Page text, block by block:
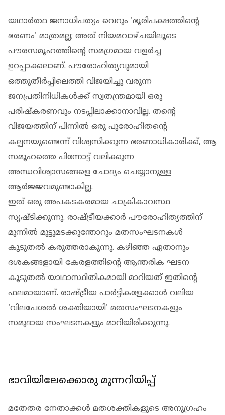
യഥാർത്ഥ ജനാധിപത്യം വെറും 'ഭൂരിപക്ഷത്തിന്റെ
ഭരണം' മാത്രമല്ല; അത് നിയമവാഴ്ചയിലൂടെ
പൗരസമൂഹത്തിന്റെ സമഗ്രമായ വളർച്ച
ഉറപ്പാക്കലാണ്. പൗരോഹിത്യവുമായി
ഒത്തുതീർപ്പിലെത്തി വിജയിച്ചു വരുന്ന
ജനപ്രതിനിധികൾക്ക് സ്വതന്ത്രമായി ഒരു
പരിഷ്കരണവും നടപ്പിലാക്കാനാവില്ല. തന്റെ
വിജയത്തിന് പിന്നിൽ ഒരു പുരോഹിതന്റെ
കല്പനയുണ്ടെന്ന് വിശ്വസിക്കുന്ന ഭരണാധികാരിക്ക്, ആ
സമൂഹത്തെ പിന്നോട്ട് വലിക്കുന്ന
അന്ധവിശ്വാസങ്ങളെ ചോദ്യം ചെയ്യാനുള്ള
ആർജ്ജവമുണ്ടാകില്ല.
ഇത് ഒരു അപകടകരമായ ചാക്രികാവസ്ഥ
സൃഷ്ടിക്കുന്നു. രാഷ്ട്രീയക്കാർ പൗരോഹിത്യത്തിന്
മുന്നിൽ മുട്ടുമടക്കുന്തോറും മതസംഘടനകൾ
കൂടുതൽ കരുത്തരാകുന്നു. കഴിഞ്ഞ ഏതാനും
ദശകങ്ങളായി കേരളത്തിന്റെ ആന്തരിക ഘടന
കൂടുതൽ യാഥാസ്ഥിതികമായി മാറിയത് ഇതിന്റെ
ഫലമായാണ്. രാഷ്ട്രീയ പാർട്ടികളേക്കാൾ വലിയ
'വിലപേശൽ ശക്തിയായി' മതസംഘടനകളും
സമുദായ സംഘടനകളും മാറിയിരിക്കുന്നു.
ഭാവിയിലേക്കൊരു മുന്നറിയിപ്പ്
മതേതര നേതാക്കൾ മതശക്തികളുടെ അനുഗ്രഹം